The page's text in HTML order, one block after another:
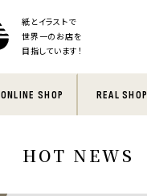
紙とイラストで
世界一のお店を
目指しています！
ONLINE SHOP REAL SHOP
HOT NEWS